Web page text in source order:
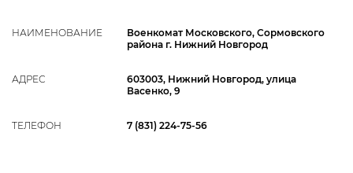
НАИМЕНОВАНИЕ
Военкомат Московского, Сормовского
района г. Нижний Новгород
АДРЕС
603003, Нижний Новгород, улица
Васенко, 9
ТЕЛЕФОН 7 (831) 224-75-56